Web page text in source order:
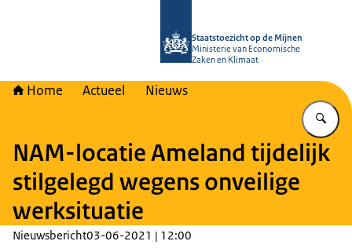
Staatstoezicht op de Mijnen
Ministerie van Economische
Zaken en Klimaat
Home Actueel Nieuws
NAM-locatie Ameland tijdelijk
stilgelegd wegens onveilige
werksituatie
Nieuwsbericht03-06-2021 | 12:00